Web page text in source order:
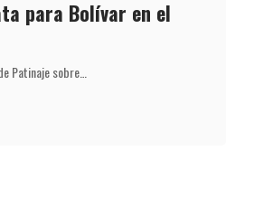
para Bolívar en el
Patinaje sobre…